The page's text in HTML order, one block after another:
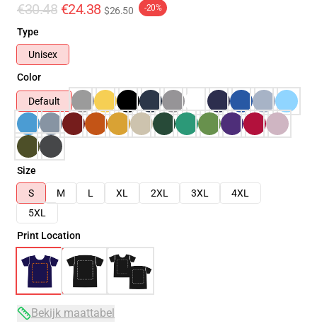
€30.48 €24.38 $26.50 -20%
Type
Unisex
Color
Default
Size
S
M L XL 2XL 3XL
4XL
5XL
Print Location
Bekijk maattabel